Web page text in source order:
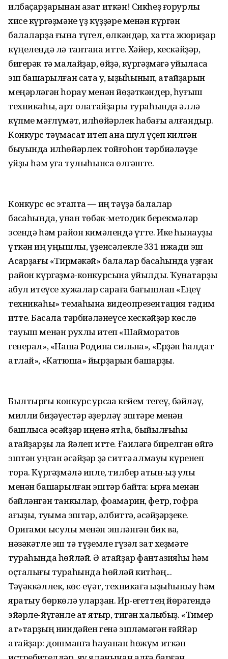
илбаҫарҙарынан азат иткән! Сикһеҙ ғорурлыҡ
хисе күргәҙмәне үҙ күҙҙәре менән күргән
балаларҙа ғына түгел, өлкәндәр, хатта жюриҙар
күңелендә лә тантана итте. Хәйер, кескәйҙәр,
бигерәк тә малайҙар, өйҙә, күргәҙмәгә ҡуйыласаҡ
эш башҡарылған саҡта уҡ, ҡыҙыҡһынып, атайҙарын
меңәрләгән һорау менән йөҙәткәндер, һуғыш
техникаһы, ҡарт олатайҙары тураһында әллә
күпме мәғлүмәт, илһөйәрлек һабағы алғандыр.
Конкурс тәүмаҡсат итеп ана шул үҫеп килгән
быуында илһөйәрлек тойғоһон тәрбиәләүҙе
ҡуйҙы һәм уға тулыһынса өлгәште.
Конкурс өс этапта — иң тәүҙә балалар
баҡсаһында, унан төбәк-методик берекмәләр
эсендә һәм район кимәлендә үтте. Ике һынауҙы
үткән иң уңышлы, үҙенсәлекле 331 ижади эш
Асҡарҙағы «Тирмәкәй» балалар баҡсаһында уҙған
район күргәҙмә-конкурсына ҡуйылды. Ҡунаҡтарҙы
ҡабул итеүсе хужалар сараға бағышлап «Еңеү
техникаһы» темаһына видеопрезентация тәҡдим
итте. Баҡсала тәрбиәләнеүсе кескәйҙәр көслө
тауыш менән рухлы итеп «Шайморатов
генерал», «Наша Родина сильна», «Ерҙән һалдат
атлай», «Катюша» йырҙарын башҡарҙы.
Былтырғы конкурс ҡурсаҡҡа кейем тегеү, бәйләү,
милли биҙәүестәр әҙерләү эштәре менән
башлыса әсәйҙәр иңенә ятһа, быйылғыһы
атайҙарҙы ла йәлеп итте. Ғаиләгә бирелгән өйгә
эштән уңған әсәйҙәр ҙә ситтә ҡалмауы күренеп
тора. Күргәҙмәлә ипле, тилбер ҡатын-ҡыҙ ҡулы
менән башҡарылған эштәр байтаҡ: ырғаҡ менән
бәйләнгән танкылар, фоамарин, фетр, гофра
ҡағыҙы, туҡыма эштәр, әлбиттә, әсәйҙәрҙеке.
Оригами ысулы менән эшләнгән бик ваҡ,
нәзәкәтле эш тә түҙемле гүзәл зат хеҙмәте
тураһында һөйләй. Ә атайҙар фантазияһы һәм
оҫталығы тураһында һөйләй китһәң...
Тәүәккәллек, көс-ҡеүәт, техникаға ҡыҙыҡһыныу һәм
яратыу бөркөлә уларҙан. Ир-егеттең йөрәгендә
эйәрле-йүгәнле ат ятыр, тигән халҡыбыҙ. «Тимер
ат»тарҙың ниндәйен генә эшләмәгән ғәййәр
атайҙар: дошманға һауанан һөжүм иткән